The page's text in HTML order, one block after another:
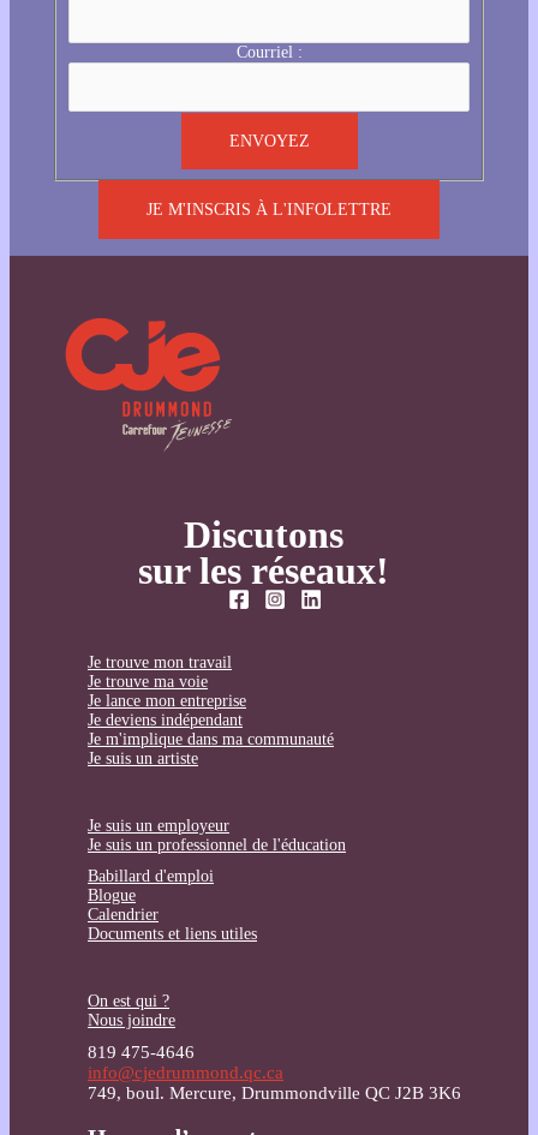
Courriel :
JE M'INSCRIS À L'INFOLETTRE
Discutons
sur les réseaux!
Je trouve mon travail
Je trouve ma voie
Je lance mon entreprise
Je deviens indépendant
Je m'implique dans ma communauté
Je suis un artiste
Je suis un employeur
Je suis un professionnel de l'éducation
Babillard d'emploi
Blogue
Calendrier
Documents et liens utiles
On est qui ?
Nous joindre
819 475-4646
info@cjedrummond.qc.ca
749, boul. Mercure, Drummondville QC J2B 3K6